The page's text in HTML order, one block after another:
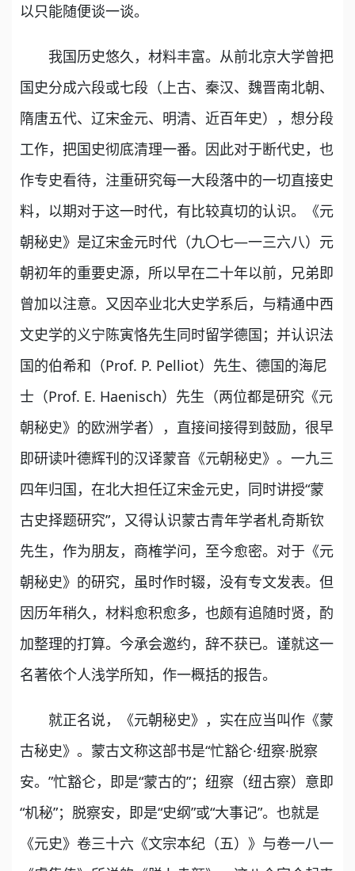
以只能随便谈一谈。
我国历史悠久，材料丰富。从前北京大学曾把
国史分成六段或七段（上古、秦汉、魏晋南北朝、
隋唐五代、辽宋金元、明清、近百年史），想分段
工作，把国史彻底清理一番。因此对于断代史，也
作专史看待，注重研究每一大段落中的一切直接史
料，以期对于这一时代，有比较真切的认识。《元
朝秘史》是辽宋金元时代（九〇七—一三六八）元
朝初年的重要史源，所以早在二十年以前，兄弟即
曾加以注意。又因卒业北大史学系后，与精通中西
文史学的义宁陈寅恪先生同时留学德国；并认识法
国的伯希和（Prof. P. Pelliot）先生、德国的海尼
士（Prof. E. Haenisch）先生（两位都是研究《元
朝秘史》的欧洲学者），直接间接得到鼓励，很早
即研读叶德辉刊的汉译蒙音《元朝秘史》。一九三
四年归国，在北大担任辽宋金元史，同时讲授“蒙
古史择题研究”，又得认识蒙古青年学者札奇斯钦
先生，作为朋友，商榷学问，至今愈密。对于《元
朝秘史》的研究，虽时作时辍，没有专文发表。但
因历年稍久，材料愈积愈多，也颇有追随时贤，酌
加整理的打算。今承会邀约，辞不获已。谨就这一
名著依个人浅学所知，作一概括的报告。
就正名说，《元朝秘史》，实在应当叫作《蒙
古秘史》。蒙古文称这部书是“忙豁仑·纽察·脱察
安。”忙豁仑，即是“蒙古的”；纽察（纽古察）意即
“机秘”；脱察安，即是“史纲”或“大事记”。也就是
《元史》卷三十六《文宗本纪（五）》与卷一八一